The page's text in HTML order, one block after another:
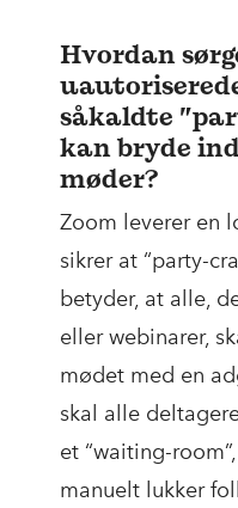
Hvordan
såkaldte
kan bryde
møder?
Zoom leverer en
sikrer at “party-
betyder, at alle,
eller webinarer,
mødet med en
skal alle
et “waiting-
manuelt lukker